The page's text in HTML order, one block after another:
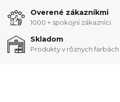
Overené zákazníkmi
1000 + spokojní zákazníci
Skladom
Produkty v rôznych